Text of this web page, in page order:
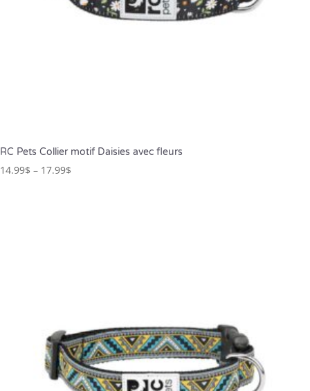
RC Pets Collier motif Daisies avec fleurs
14.99$ – 17.99$